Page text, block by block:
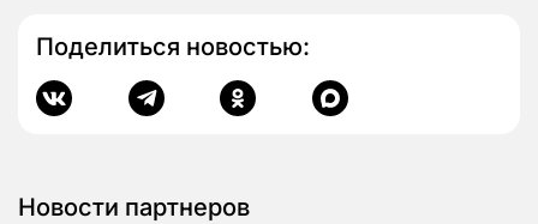
Поделиться новостью:
Новости партнеров